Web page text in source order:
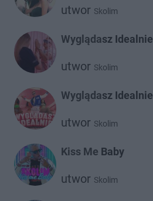
utwor Skolim
Wyglądasz Idealnie
utwor Skolim
Wyglądasz Idealnie
utwor Skolim
Kiss Me Baby
utwor Skolim